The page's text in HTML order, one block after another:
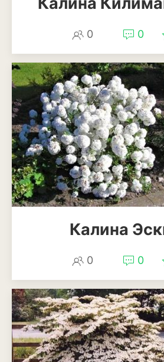
Картофель
Листовая капуста
Лук
Морковь
Огурцы
Патиссоны
Пекинская и китайская
капуста
Перец
Репа
Салат
Свекла
0 0
Калина
0 0